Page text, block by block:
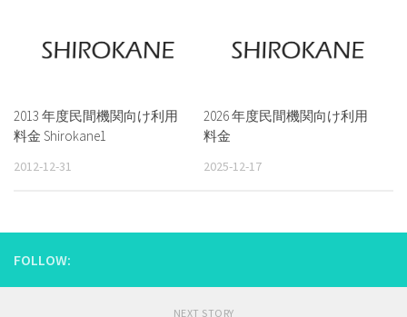
2013 年度民間機関向け利用
料金 Shirokane1
2012-12-31
2026 年度民間機関向け利用
料金
2025-12-17
FOLLOW:
NEXT STORY